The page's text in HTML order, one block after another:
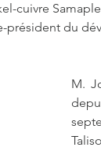
cuivre
président du
M.